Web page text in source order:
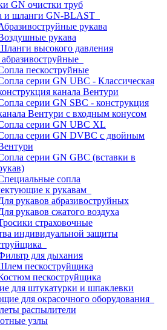
GN очистки труб
и шланги GN-BLAST
рукава
рукава
высокого давления
пескоструйные
серии GN UBC - Классическая
канала Вентури
серии GN SBC - конструкция
Вентури c входным конусом
серии GN UBC XL
серии GN DVBC с двойным
серии GN GBC (вставки в
сопла
к рукавам
рукавов абразивоструйных
рукавов сжатого воздуха
страховочные
индивидуальной защиты
для дыхания
пескоструйщика
пескоструйщика
для штукатурки и шпаклевки
для окрасочного оборудования
распылители
узлы